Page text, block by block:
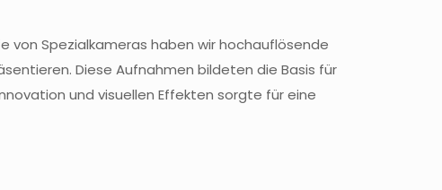
von Spezialkameras haben wir hochauflösende
Diese Aufnahmen bildeten die Basis für
und visuellen Effekten sorgte für eine